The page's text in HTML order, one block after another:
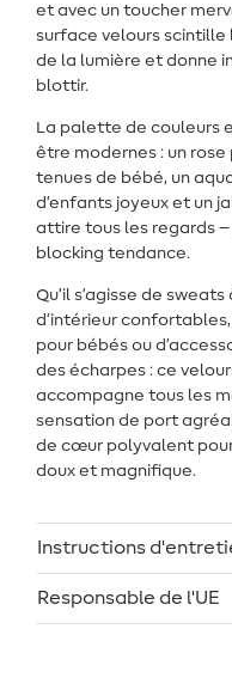
et avec un toucher
surface velours scintille
de la lumière et donne
blottir.
La palette de couleurs
être modernes : un
tenues de bébé, un
d’enfants joyeux et un
attire tous les regards
blocking tendance.
Qu’il s’agisse de
d’intérieur
pour bébés ou
des écharpes : ce
accompagne tous les
sensation de port
de cœur polyvalent
doux et magnifique.
Instructions
Responsable de l'UE